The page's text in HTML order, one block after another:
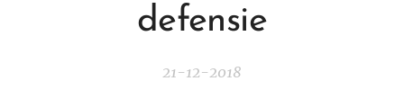
defensie
21-12-2018